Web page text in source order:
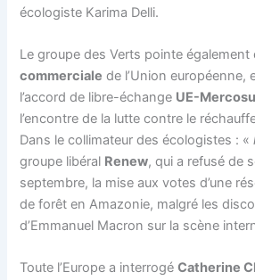
écologiste Karima Delli.
Le groupe des Verts pointe également
commerciale de l’Union européenne,
l’accord de libre-échange UE-
l’encontre de la lutte contre le
Dans le collimateur des écologistes : «
groupe libéral Renew, qui a refusé de
septembre, la mise aux votes d’une
de forêt en Amazonie, malgré les
d’Emmanuel Macron sur la scène
Toute l’Europe a interrogéCatherine